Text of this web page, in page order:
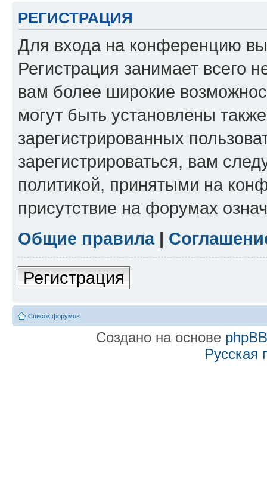
РЕГИСТРАЦИЯ
Для входа на конференцию
Регистрация занимает всего
вам более широкие
могут быть установлены
зарегистрированных
зарегистрироваться, вам
политикой, принятыми на
присутствие на форумах
Общие правила|
Регистрация
Список форумов
Создано на основе phpBB
Русская